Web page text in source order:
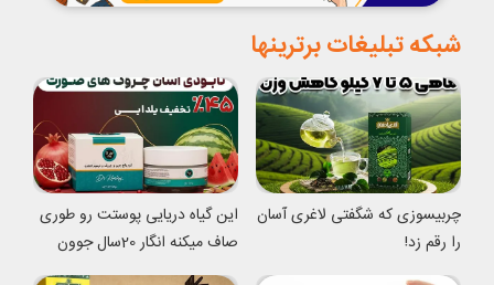
شبکه تبلیغات برترینها
چربیسوزی که شگفتی لاغری آسان
را رقم زد!
این گیاه دریایی پوستت رو طوری
صاف میکنه انگار 20سال جوون
شدی